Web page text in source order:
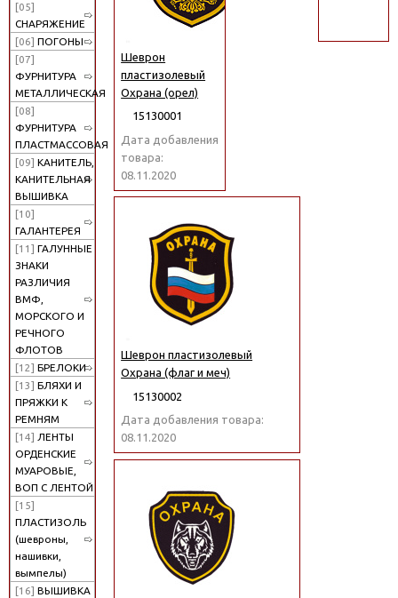
[05]
СНАРЯЖЕНИЕ
[06] ПОГОНЫ
[07]
ФУРНИТУРА
МЕТАЛЛИЧЕСКАЯ
[08]
ФУРНИТУРА
ПЛАСТМАССОВАЯ
[09] КАНИТЕЛЬ,
КАНИТЕЛЬНАЯ
ВЫШИВКА
[10]
ГАЛАНТЕРЕЯ
[11] ГАЛУННЫЕ
ЗНАКИ
РАЗЛИЧИЯ
ВМФ,
МОРСКОГО И
РЕЧНОГО
ФЛОТОВ
[12] БРЕЛОКИ
[13] БЛЯХИ И
ПРЯЖКИ К
РЕМНЯМ
[14] ЛЕНТЫ
ОРДЕНСКИЕ
МУАРОВЫЕ,
ВОП С ЛЕНТОЙ
[15]
ПЛАСТИЗОЛЬ
(шевроны,
нашивки,
вымпелы)
[16] ВЫШИВКА
Шеврон
пластизолевый
Охрана (орел)
15130001
Дата добавления
товара:
08.11.2020
Шеврон пластизолевый
Охрана (флаг и меч)
15130002
Дата добавления товара:
08.11.2020